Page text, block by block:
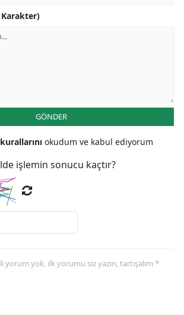
Karakter)
GÖNDER
okudum ve kabul ediyorum
işlemin sonucu kaçtır?
yorum yok, ilk yorumu siz yazın, tartışalım *